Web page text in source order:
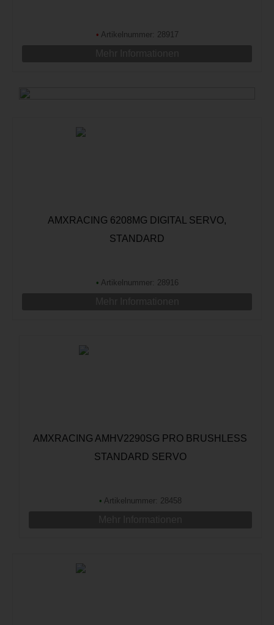
• Artikelnummer: 28917
AMXRACING 6208MG DIGITAL SERVO,
STANDARD
• Artikelnummer: 28916
AMXRACING AMHV2290SG PRO BRUSHLESS
STANDARD SERVO
• Artikelnummer: 28458